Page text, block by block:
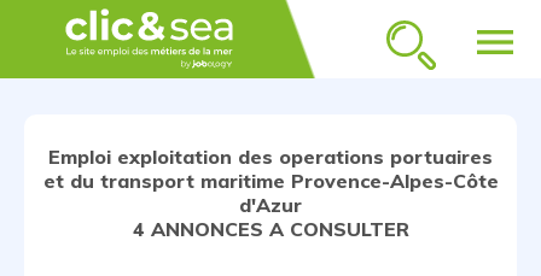
menu
Emploi exploitation des operations portuaires
et du transport maritime Provence-Alpes-Côte
d'Azur
4 ANNONCES A CONSULTER